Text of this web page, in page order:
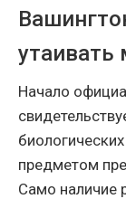
утаивать
Начало
предметом
Само наличие